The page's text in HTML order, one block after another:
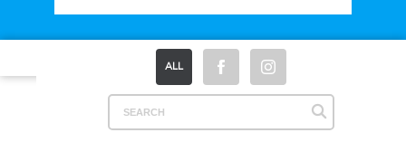
ALL
Mentions légales Espace Presse